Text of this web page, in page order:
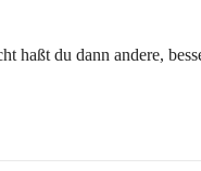
haßt du dann andere,